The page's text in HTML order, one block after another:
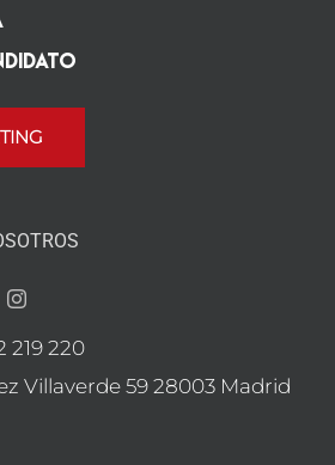
219 220
Villaverde 59 28003 Madrid